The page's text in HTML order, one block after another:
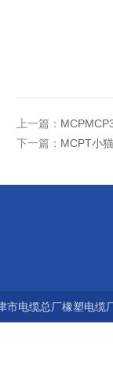
上一篇：
下一篇： MCPT小
市电缆总厂橡塑电